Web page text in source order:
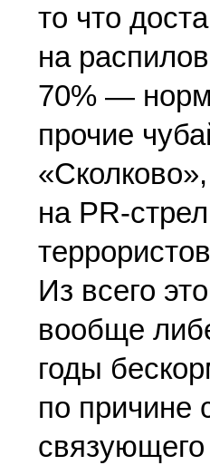
то что
на
70% —
прочие
на PR-
Из всего
вообще
годы
по причине